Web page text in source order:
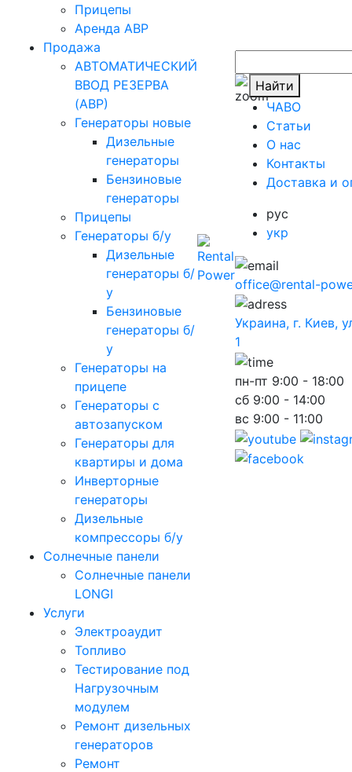
Прицепы
Аренда АВР
Продажа
АВТОМАТИЧЕСКИЙ
ВВОД РЕЗЕРВА
(АВР)
Генераторы новые
Дизельные
генераторы
Бензиновые
генераторы
Прицепы
Генераторы б/у
Дизельные
генераторы б/
у
Бензиновые
генераторы б/
у
Генераторы на
прицепе
Генераторы с
автозапуском
Генераторы для
квартиры и дома
Инверторные
генераторы
Дизельные
компрессоры б/у
Солнечные панели
Солнечные панели
LONGI
Услуги
Электроаудит
Топливо
Тестирование под
Нагрузочным
модулем
Ремонт дизельных
генераторов
Ремонт
Найти
ЧАВО
Cтатьи
O нас
Контакты
Доставка и
рус
укр
office@rental-
Украина, г. Киев,
1
пн-пт 9:00 - 18:00
сб 9:00 - 14:00
вс 9:00 - 11:00